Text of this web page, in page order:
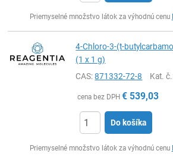
Priemyselné množstvo látok za výhodnú cenu
4-Chloro-3-(t-
(1 x 1 g)
CAS:871332-72-8 Kat. č.
cena bez DPH € 539,03
Do košíka
Priemyselné množstvo látok za výhodnú cenu